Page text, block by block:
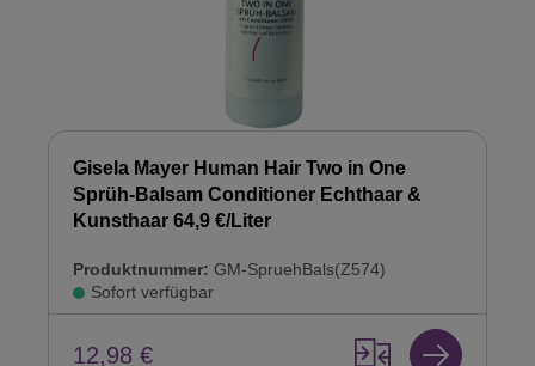
Gisela Mayer Human Hair Two in One
Sprüh-Balsam Conditioner Echthaar &
Kunsthaar 64,9 €/Liter
Produktnummer: GM-SpruehBals(Z574)
Sofort verfügbar
12,98 €